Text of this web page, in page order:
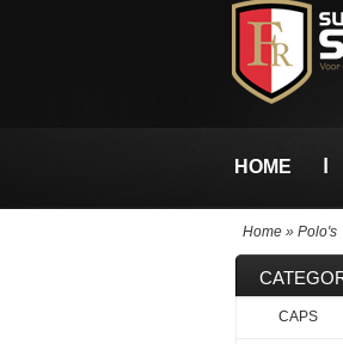
HOME
Home » Polo's
CAPS